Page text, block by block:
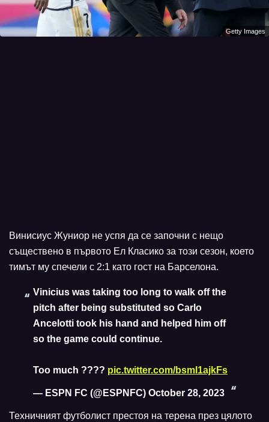
Getty Images
Винисиус Жуниор не успя да се започни с нещо
съществено в първото Ел Класико за този сезон, което
тимът му спечели с 2:1 като гост на Барселона.
Vinicius was taking too long to walk off the
pitch after being substituted so Carlo
Ancelotti took his hand and helped him off
so the game could continue.
Too much ???? pic.twitter.com/bsmI1ajkFs
— ESPN FC (@ESPNFC) October 28, 2023
Техничният футболист престоя на терена през цялото